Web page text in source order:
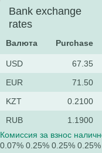
Bank exchange
rates
Валюта Purchase
USD 67.35
EUR
71.50
KZT
0.2100
RUB
1.1900
Комиссия за взнос
0.07% 0.25% 0.25% 0.25%